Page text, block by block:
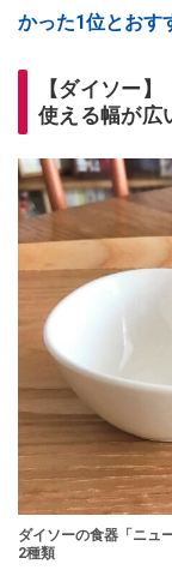
かった1位とおす
【ダイソー
使える幅が広
ダイソーの食器「ニュ
2種類